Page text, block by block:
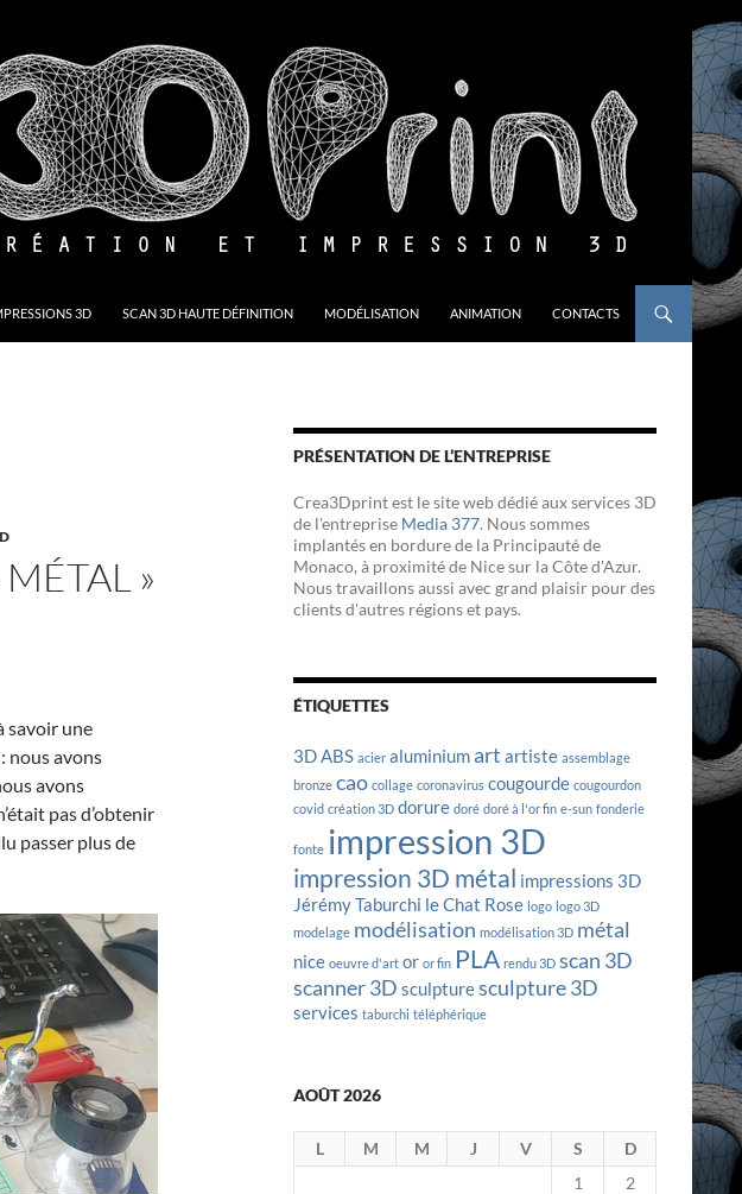
3D SCAN 3D HAUTE DÉFINITION MODÉLISATION ANIMATION CONTACTS
»
savoir une
nous avons
avons
pas d’obtenir
passer plus de
PRÉSENTATION DE L’ENTREPRISE
Crea3Dprint est le site web dédié aux services 3D
de l'entreprise Media 377. Nous sommes
implantés en bordure de la Principauté de
Monaco, à proximité de Nice sur la Côte d'Azur.
Nous travaillons aussi avec grand plaisir pour des
clients d'autres régions et pays.
ÉTIQUETTES
3DABS acier aluminium art artiste assemblage
bronze cao collage coronavirus cougourde cougourdon
covid création 3D dorure doré doré à l'or fin e-sun fonderie
fonte impression 3D
impression 3D métal impressions 3D
Jérémy Taburchi le Chat Rose logo logo 3D
modelage modélisation modélisation 3D métal
nice oeuvre d'art or or fin PLA rendu 3D scan 3D
scanner 3D sculpturesculpture 3D
services taburchi téléphérique
AOÛT 2026
L M M J V S
D
1
2